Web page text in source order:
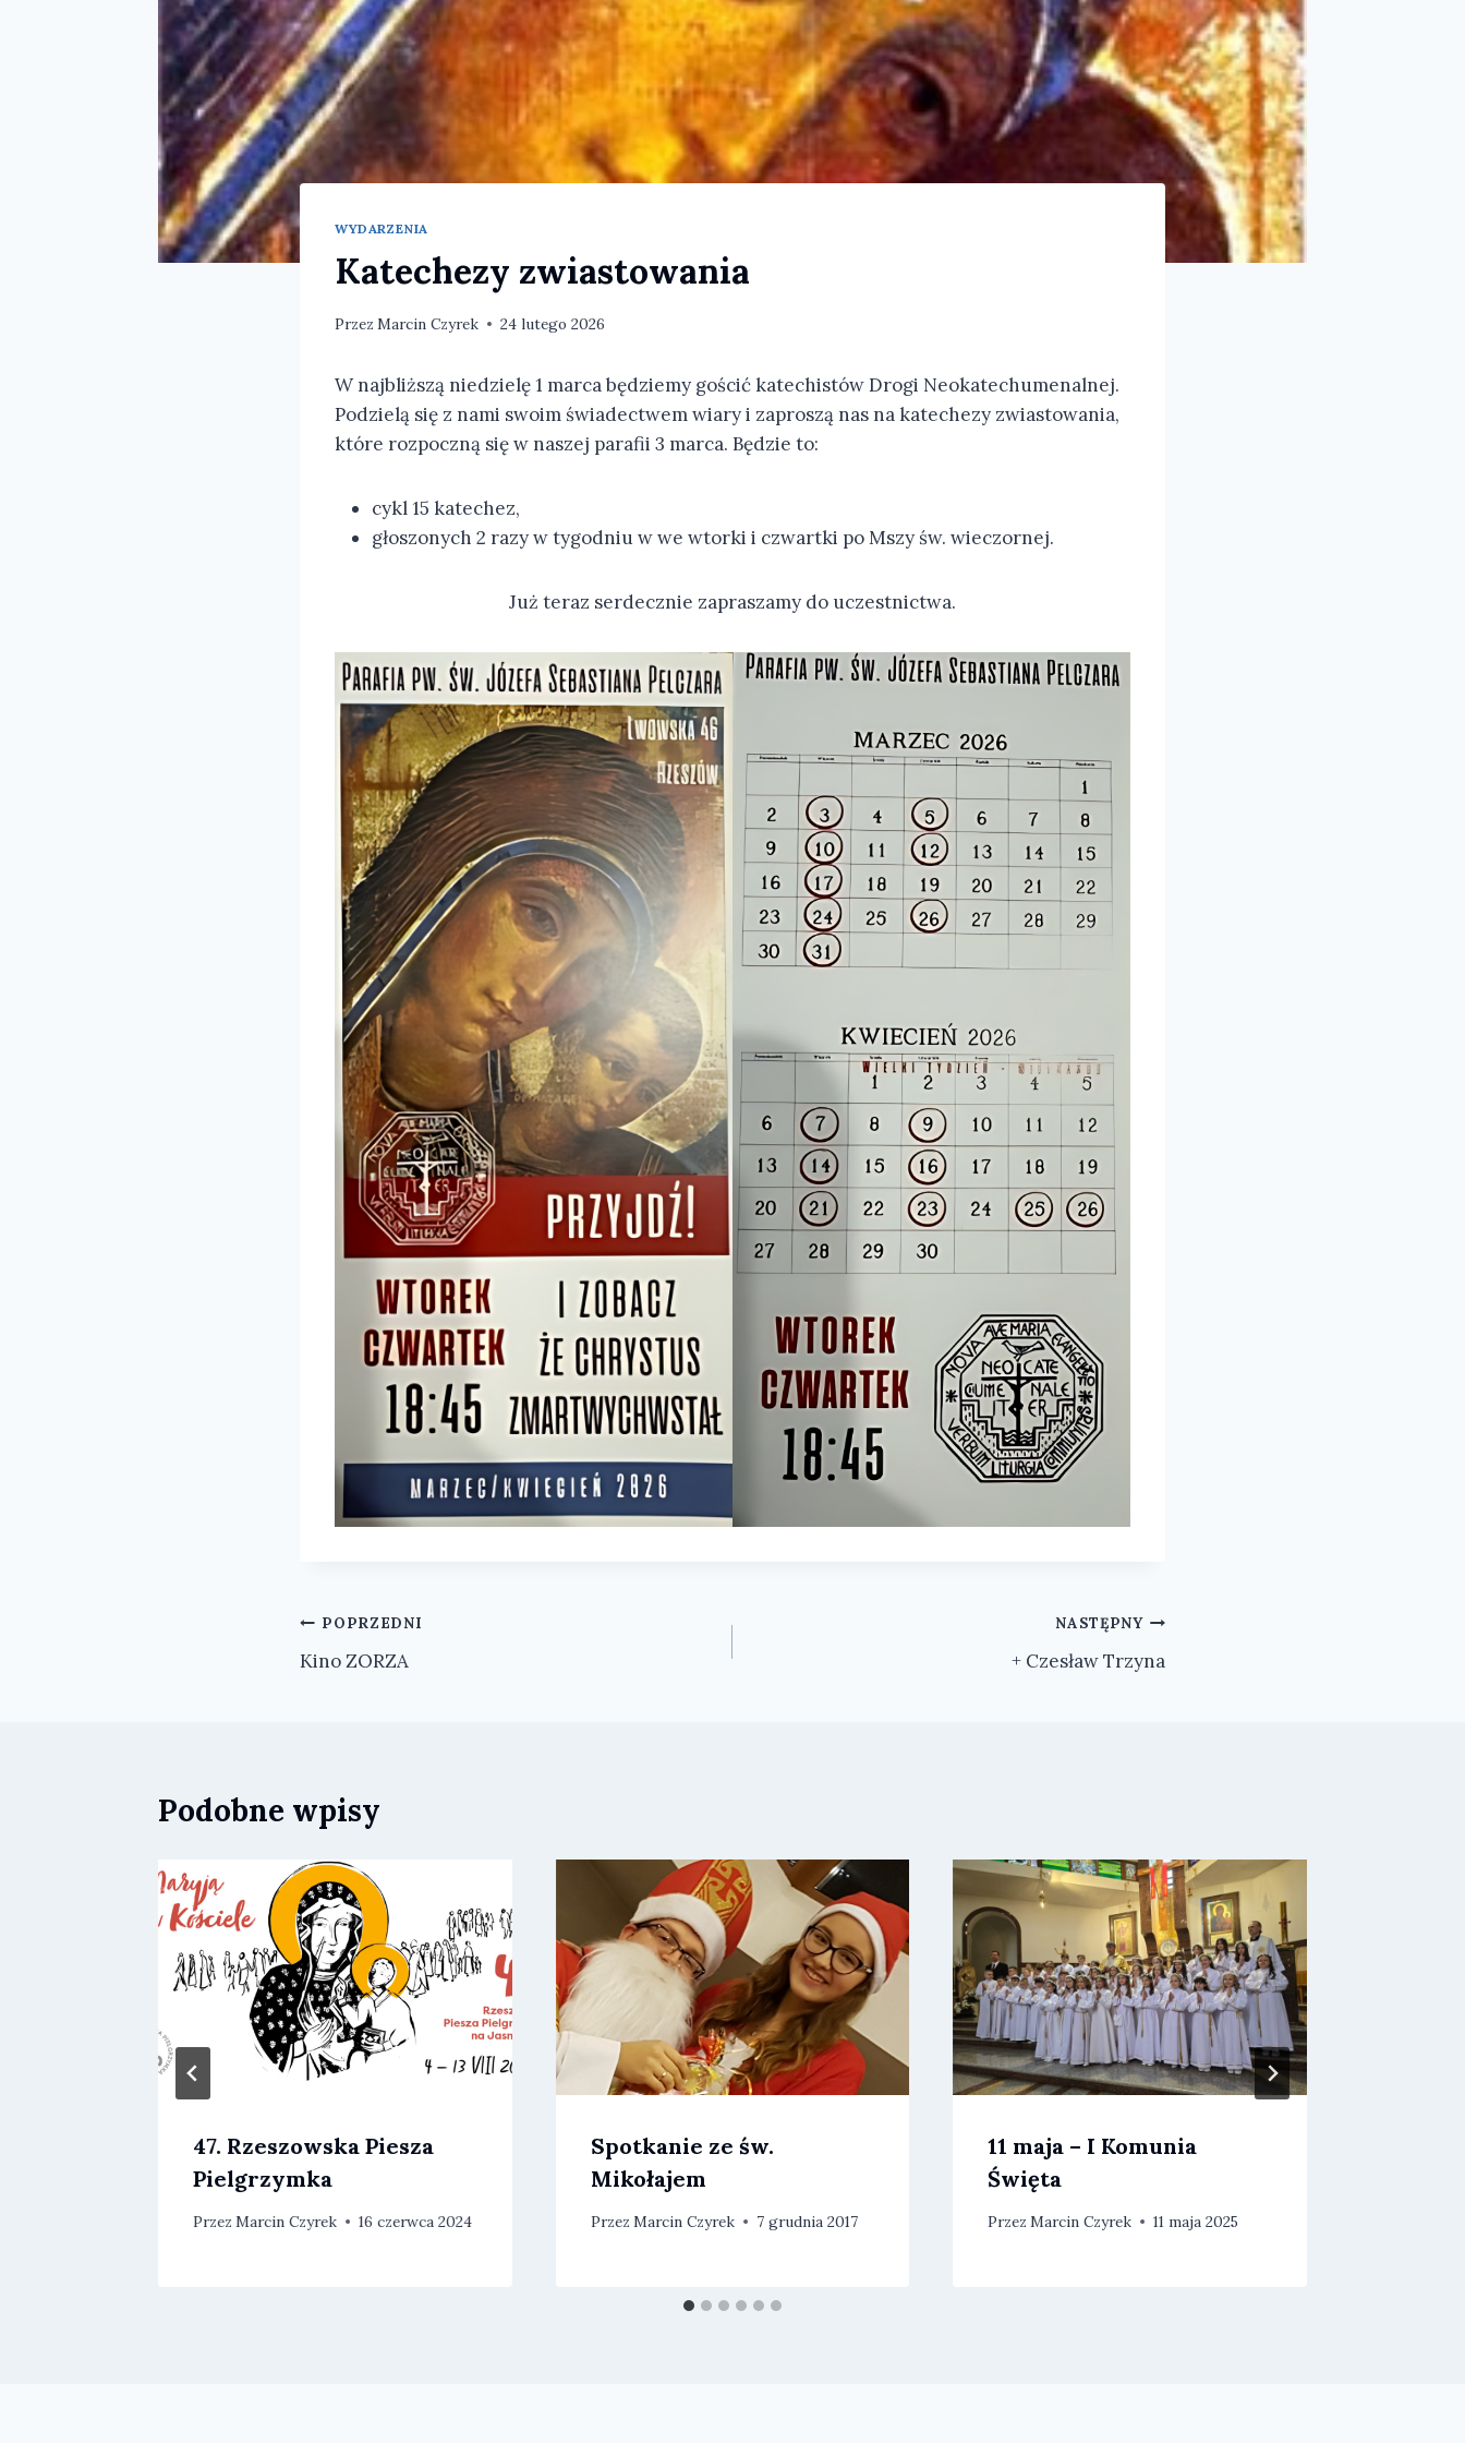
WYDARZENIA
Katechezy zwiastowania
Przez Marcin Czyrek 24 lutego 2026
W najbliższą niedzielę 1 marca będziemy gościć katechistów Drogi Neokatechumenalnej.
Podzielą się z nami swoim świadectwem wiary i zaproszą nas na katechezy zwiastowania,
które rozpoczną się w naszej parafii 3 marca. Będzie to:
cykl 15 katechez,
głoszonych 2 razy w tygodniu w we wtorki i czwartki po Mszy św. wieczornej.
Już teraz serdecznie zapraszamy do uczestnictwa.
Nawigacja
wpisu
POPRZEDNI
Kino ZORZA
NASTĘPNY
+ Czesław Trzyna
Podobne wpisy
47. Rzeszowska Piesza
Pielgrzymka
Przez Marcin Czyrek 16 czerwca 2024
Spotkanie ze św.
Mikołajem
Przez Marcin Czyrek 7 grudnia 2017
11 maja – I Komunia
Święta
Przez Marcin Czyrek 11 maja 2025